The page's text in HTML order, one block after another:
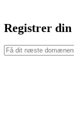
Registrer